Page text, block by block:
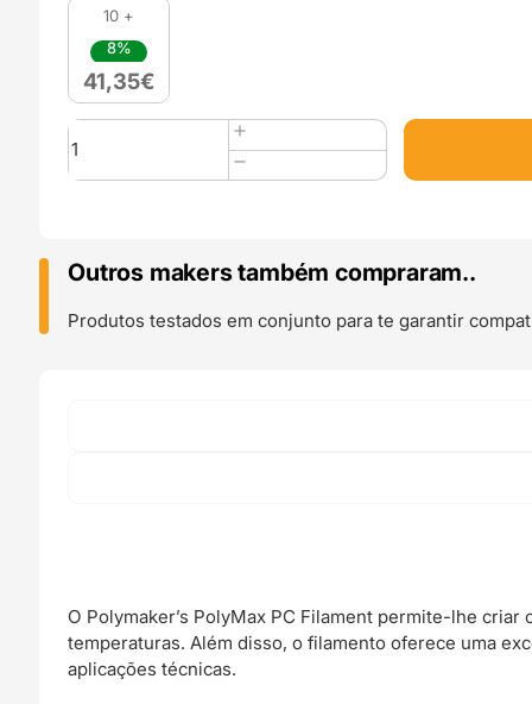
10 +
8%
41,35€
Quantidade
de
PolyMax
750g
White
-
Outros makers também compraram..
Produtos testados em conjunto para te garantir
O Polymaker’s PolyMax PC Filament permite-lhe
temperaturas. Além disso, o filamento oferece uma
aplicações técnicas.